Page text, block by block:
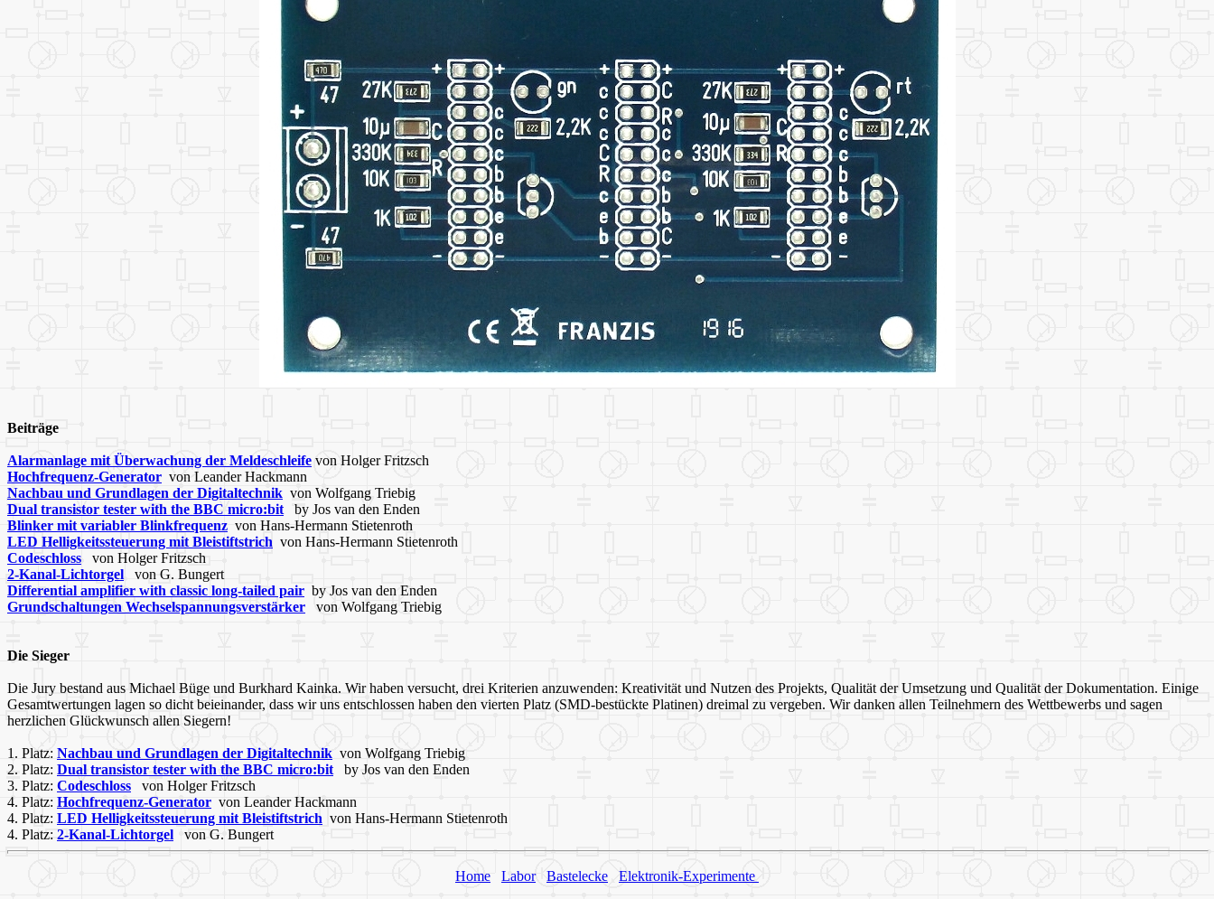
Beiträge
Alarmanlage mit Überwachung der Meldeschleife von Holger Fritzsch
Hochfrequenz-Generator von Leander Hackmann
Nachbau und Grundlagen der Digitaltechnik von Wolfgang Triebig
Dual transistor tester with the BBC micro:bit by Jos van den Enden
Blinker mit variabler Blinkfrequenz von Hans-Hermann Stietenroth
LED Helligkeitssteuerung mit Bleistiftstrich von Hans-Hermann Stietenroth
Codeschloss von Holger Fritzsch
2-Kanal-Lichtorgel von G. Bungert
Differential amplifier with classic long-tailed pair by Jos van den Enden
Grundschaltungen Wechselspannungsverstärker von Wolfgang Triebig
Die Sieger
Die Jury bestand aus Michael Büge und Burkhard Kainka. Wir haben versucht, drei Kriterien anzuwenden: Kreativität und Nutzen des Projekts, Qualität der Umsetzung und Qualität der Dokumentation. Einige
Gesamtwertungen lagen so dicht beieinander, dass wir uns entschlossen haben den vierten Platz (SMD-bestückte Platinen) dreimal zu vergeben. Wir danken allen Teilnehmern des Wettbewerbs und sagen
herzlichen Glückwunsch allen Siegern!
1. Platz: Nachbau und Grundlagen der Digitaltechnik von Wolfgang Triebig
2. Platz: Dual transistor tester with the BBC micro:bit by Jos van den Enden
3. Platz: Codeschloss von Holger Fritzsch
4. Platz: Hochfrequenz-Generator von Leander Hackmann
4. Platz: LED Helligkeitssteuerung mit Bleistiftstrich von Hans-Hermann Stietenroth
4. Platz: 2-Kanal-Lichtorgel von G. Bungert
Home Labor Bastelecke Elektronik-Experimente